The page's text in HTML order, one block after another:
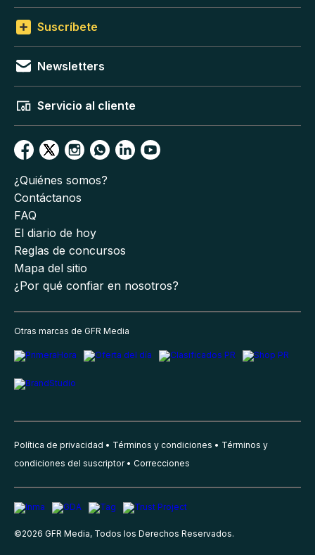
Suscríbete
Newsletters
Servicio al cliente
¿Quiénes somos?
Contáctanos
FAQ
El diario de hoy
Reglas de concursos
Mapa del sitio
¿Por qué confiar en nosotros?
Otras marcas de GFR Media
Política de privacidad Términos y condiciones
Términos y
condiciones del suscriptor
Correcciones
©2026 GFR Media, Todos los Derechos Reservados.